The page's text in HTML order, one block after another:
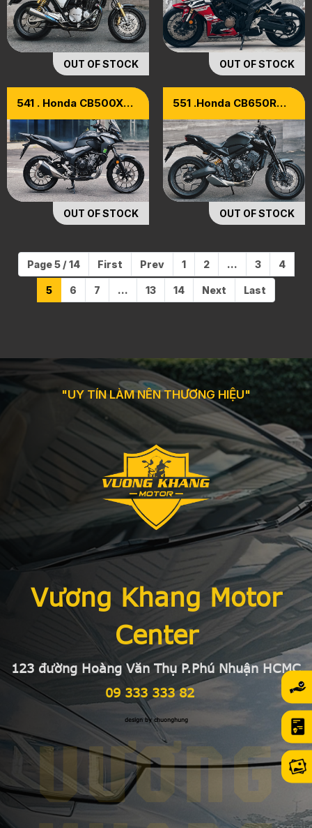
OUT OF STOCK OUT OF STOCK
541 . Honda CB500X
OUT OF STOCK
551 .Honda CB650R
Model 2023 [ Xe Cọp ]
OUT OF STOCK
Page 5 / 14 First Prev 1 2 ... 3 4
5 6 7 ... 13 14 Next Last
"UY TÍN LÀM NÊN THƯƠNG HIỆU"
Vương Khang Motor
Center
123 đường Hoàng Văn Thụ P.Phú Nhuận HCMC
09 333 333 82
design by chuonghung
VƯƠNG